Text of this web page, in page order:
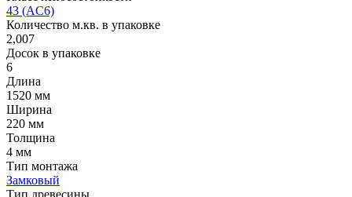
43 (AC6)
Количество м.кв. в упаковке
2,007
Досок в упаковке
6
Длина
1520 мм
Ширина
220 мм
Толщина
4 мм
Тип монтажа
Замковый
Тип древесины